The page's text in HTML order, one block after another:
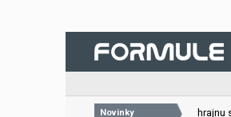
Novinky
26.07.2026 VC Bahrajnu se